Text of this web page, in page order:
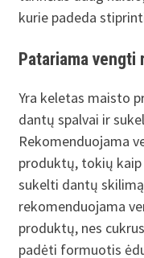
kurie padeda
Patariama
Yra keletas maisto
dantų spalvai ir
Rekomenduojama
produktų, tokių
sukelti dantų
rekomenduojama
produktų, nes
padėti formuotis